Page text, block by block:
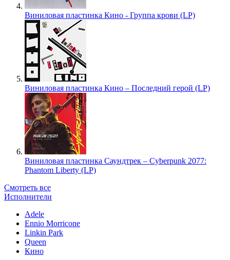
Виниловая пластинка Кино - Группа крови (LP)
Виниловая пластинка Кино – Последний герой (LP)
Виниловая пластинка Саундтрек – Cyberpunk 2077:
Phantom Liberty (LP)
Смотреть все
Исполнители
Adele
Ennio Morricone
Linkin Park
Queen
Кино